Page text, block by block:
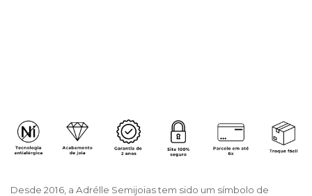
Desde 2016, a Adrélle Semijoias tem sido um símbolo de